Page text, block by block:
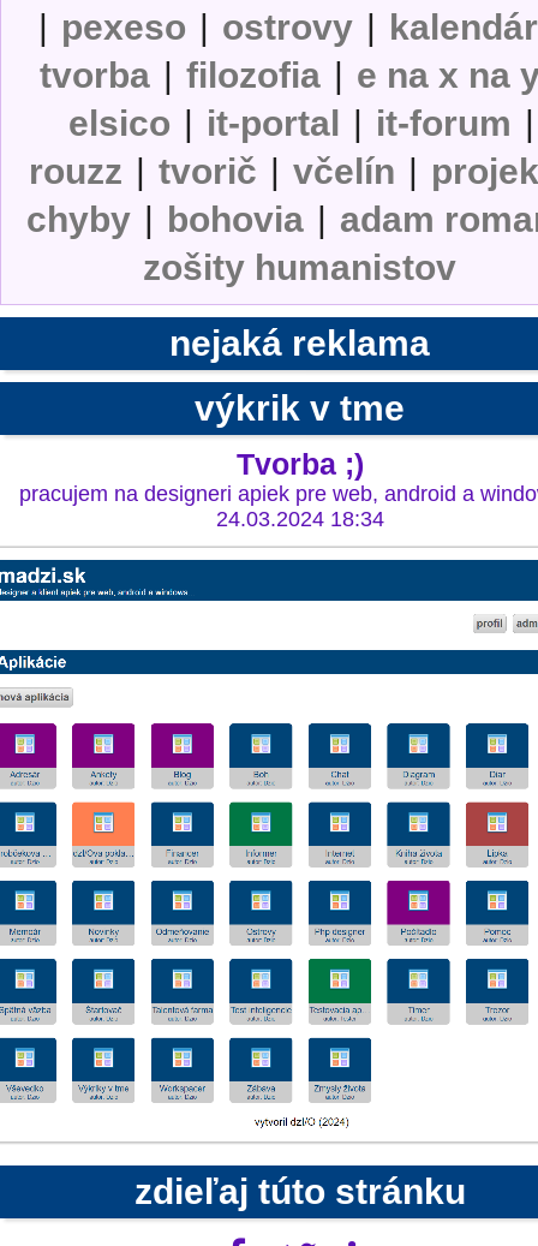
| pexeso | ostrovy | kalendár
tvorba | filozofia | e na x na
elsico | it-portal | it-forum |
rouzz | tvorič | včelín |
chyby | bohovia | adam
zošity humanistov
nejaká reklama
výkrik v tme
Tvorba ;)
pracujem na designeri apiek pre web, android a
24.03.2024 18:34
zdieľaj túto stránku